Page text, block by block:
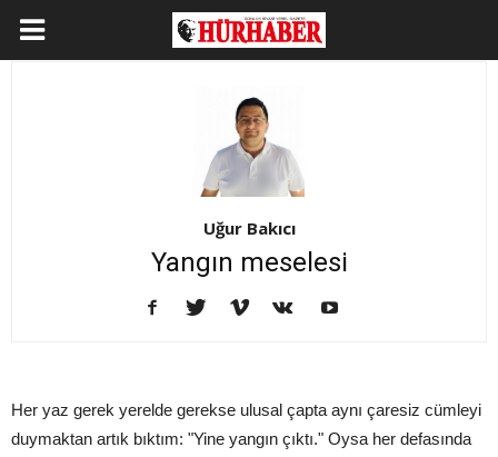
Uğur Bakıcı
Yangın meselesi
Her yaz gerek yerelde gerekse ulusal çapta aynı çaresiz cümleyi
duymaktan artık bıktım: "Yine yangın çıktı." Oysa her defasında